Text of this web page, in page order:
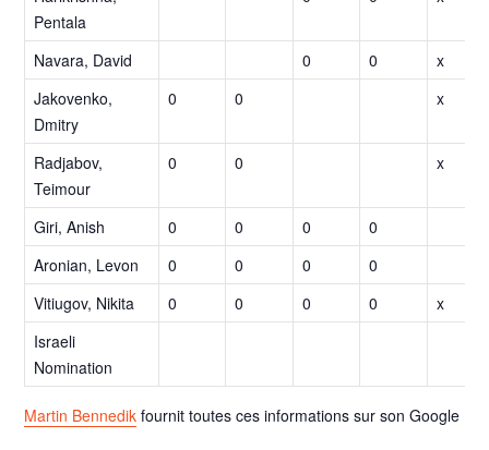
Pentala
Navara, David 0 0
x
Jakovenko,
Dmitry
0 0 x
Radjabov,
Teimour
0 0 x
Giri, Anish 0 0 0
0
Aronian, Levon
0 0 0
0
Vitiugov, Nikita
0 0 0 0
x
Israeli
Nomination
Martin Bennedik fournit toutes ces informations sur son Google